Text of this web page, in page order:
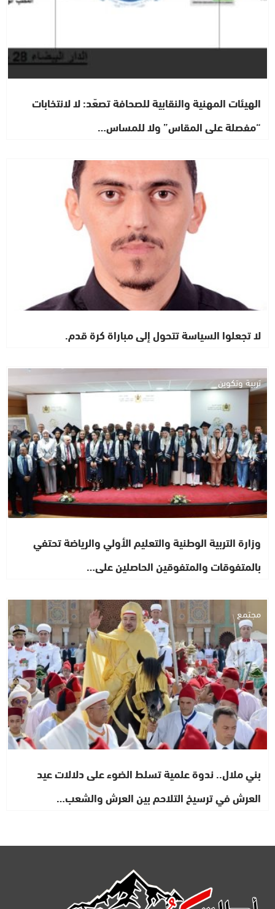
الهيئات المهنية والنقابية للصحافة تصعّد: لا لانتخابات
“مفصلة على المقاس” ولا للمساس…
لا تجعلوا السياسة تتحول إلى مباراة كرة قدم.
تربية وتكوين
وزارة التربية الوطنية والتعليم الأولي والرياضة تحتفي
بالمتفوقات والمتفوقين الحاصلين على…
مجتمع
بني ملال.. ندوة علمية تسلط الضوء على دلالات عيد
العرش في ترسيخ التلاحم بين العرش والشعب…